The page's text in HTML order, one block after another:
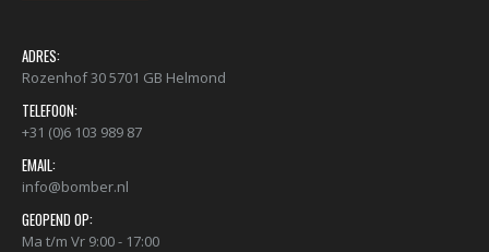
ADRES:
Rozenhof 30 5701 GB Helmond
TELEFOON:
+31 (0)6 103 989 87
EMAIL:
info@bomber.nl
GEOPEND OP:
Ma t/m Vr 9:00 - 17:00